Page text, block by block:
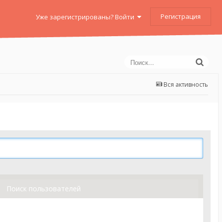
Уже зарегистрированы? Войти Регистрация
Вся активность
Поиск пользователей